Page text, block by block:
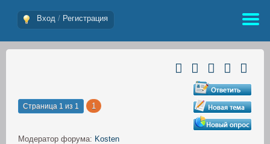
Вход / Регистрация
Страница 1 из 1 1
Модератор форума: Kosten